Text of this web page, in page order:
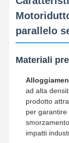
parallelo
Materiali
ad alta
prodotto
per
impatti